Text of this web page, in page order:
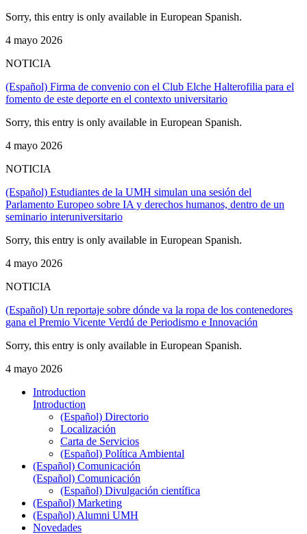
Sorry, this entry is only available in European Spanish.
4 mayo 2026
NOTICIA
(Español) Firma de convenio con el Club Elche Halterofilia para el
fomento de este deporte en el contexto universitario
Sorry, this entry is only available in European Spanish.
4 mayo 2026
NOTICIA
(Español) Estudiantes de la UMH simulan una sesión del
Parlamento Europeo sobre IA y derechos humanos, dentro de un
seminario interuniversitario
Sorry, this entry is only available in European Spanish.
4 mayo 2026
NOTICIA
(Español) Un reportaje sobre dónde va la ropa de los contenedores
gana el Premio Vicente Verdú de Periodismo e Innovación
Sorry, this entry is only available in European Spanish.
4 mayo 2026
Introduction
Introduction
(Español) Directorio
Localización
Carta de Servicios
(Español) Política Ambiental
(Español) Comunicación
(Español) Comunicación
(Español) Divulgación científica
(Español) Marketing
(Español) Alumni UMH
Novedades